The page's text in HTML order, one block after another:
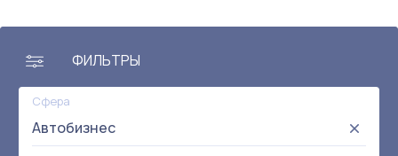
ФИЛЬТРЫ
Сфера
Автобизнес